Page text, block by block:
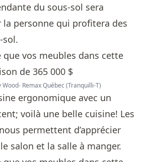
du sous-sol sera
la personne qui profitera des
sol.
Remax Québec (Tranquilli-T)
ergonomique avec un
voilà une belle cuisine! Les
permettent d’apprécier
salon et la salle à manger.